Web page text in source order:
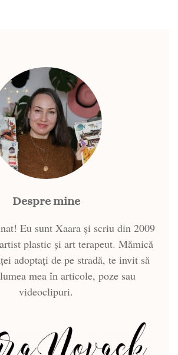
Despre mine
Eu sunt Xaara și scriu din 2009
plastic și art terapeut. Mămică
adoptați de pe stradă, te invit să
mea în articole, poze sau
videoclipuri.